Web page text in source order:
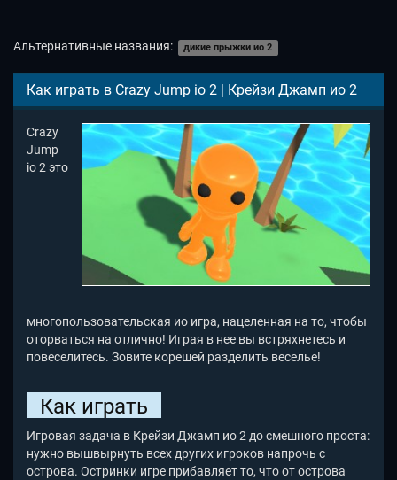
Альтернативные названия: дикие прыжки ио 2
Как играть в Crazy Jump io 2 | Крейзи Джамп ио 2
Crazy
Jump
io 2 это
многопользовательская ио игра, нацеленная на то, чтобы
оторваться на отлично! Играя в нее вы встряхнетесь и
повеселитесь. Зовите корешей разделить веселье!
Как играть
Игровая задача в Крейзи Джамп ио 2 до смешного проста:
нужно вышвырнуть всех других игроков напрочь с
острова. Остринки игре прибавляет то, что от острова